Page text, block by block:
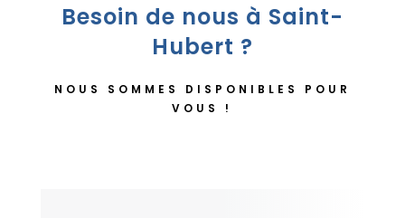
Besoin de nous à Saint-
Hubert ?
NOUS SOMMES DISPONIBLES POUR
VOUS !